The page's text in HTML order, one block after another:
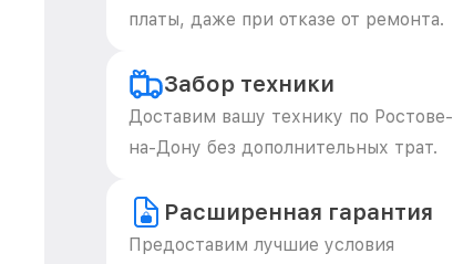
платы, даже при отказе от ремонта.
Забор техники
Доставим вашу технику по Ростове-
на-Дону без дополнительных трат.
Расширенная гарантия
Предоставим лучшие условия